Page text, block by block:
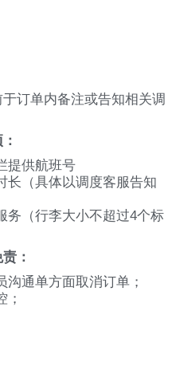
订单内备注或告知相关调
提供航班号
长（具体以调度客服告知
务（行李大小不超过4个标
：
通单方面取消订单；
；